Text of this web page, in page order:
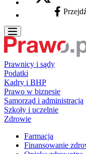
Facebook -
Prawnicy i sądy
Podatki
Kadry i BHP
Prawo w biznesie
Samorząd i administracja
Szkoły i uczelnie
Zdrowie
Farmacja
Finansowanie